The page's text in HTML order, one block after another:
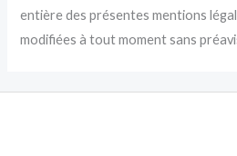
entière des présentes mentions
modifiées à tout moment sans